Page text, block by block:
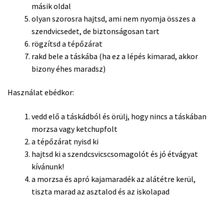
másik oldal
olyan szorosra hajtsd, ami nem nyomja összes a
szendvicsedet, de biztonságosan tart
rögzítsd a tépőzárat
rakd bele a táskába (ha ez a lépés kimarad, akkor
bizony éhes maradsz)
Használat ebédkor:
vedd elő a táskádból és örülj, hogy nincs a táskában
morzsa vagy ketchupfolt
a tépőzárat nyisd ki
hajtsd ki a szendcsvicscsomagolót és jó étvágyat
kívánunk!
a morzsa és apró kajamaradék az alátétre kerül,
tiszta marad az asztalod és az iskolapad